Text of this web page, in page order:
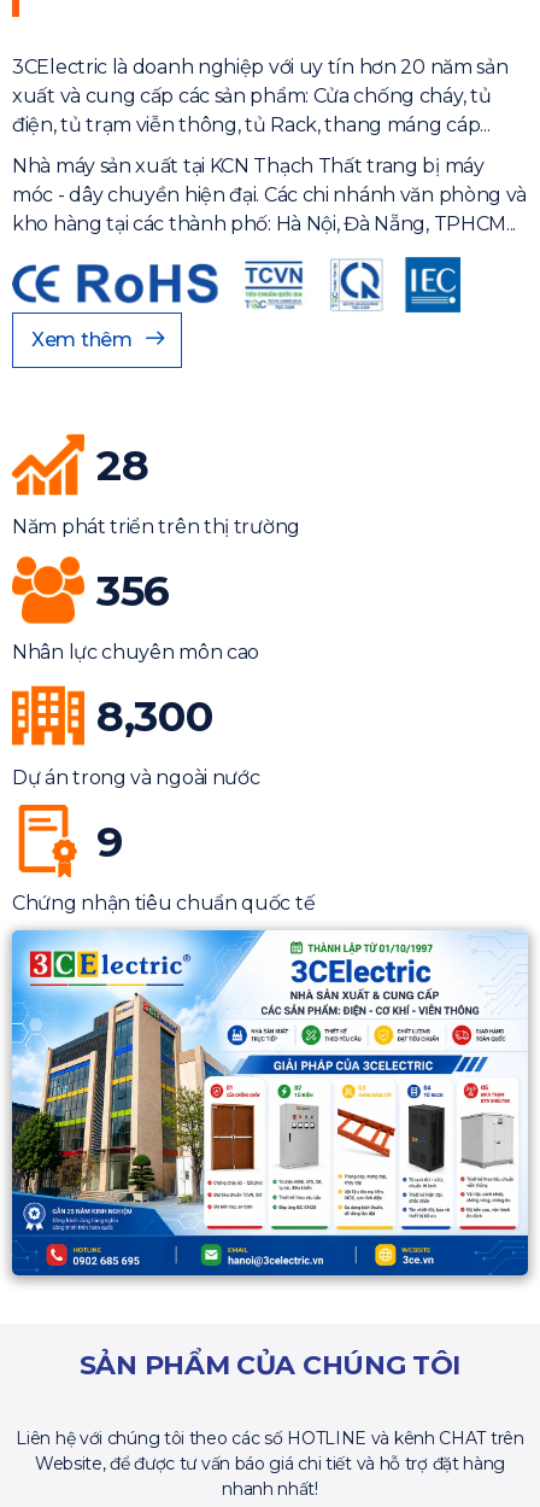
3CElectric là doanh nghiệp với uy tín hơn 20 năm sản
xuất và cung cấp các sản phẩm: Cửa chống cháy, tủ
điện, tủ trạm viễn thông, tủ Rack, thang máng cáp...
Nhà máy sản xuất tại KCN Thạch Thất trang bị máy
móc - dây chuyền hiện đại. Các chi nhánh văn phòng và
kho hàng tại các thành phố: Hà Nội, Đà Nẵng, TPHCM...
Xem thêm
28
Năm phát triển trên thị trường
356
Nhân lực chuyên môn cao
8,300
Dự án trong và ngoài nước
9
Chứng nhận tiêu chuẩn quốc tế
SẢN PHẨM CỦA CHÚNG TÔI
Liên hệ với chúng tôi theo các số HOTLINE và kênh CHAT trên
Website, để được tư vấn báo giá chi tiết và hỗ trợ đặt hàng
nhanh nhất!